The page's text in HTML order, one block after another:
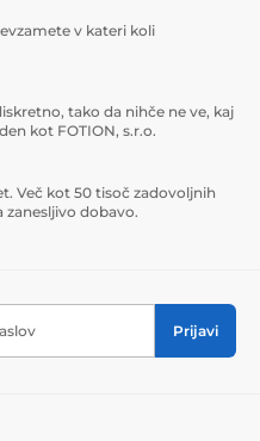
v kateri koli
tako da nihče ne ve, kaj
kot FOTION, s.r.o.
Več kot 50 tisoč zadovoljnih
zanesljivo dobavo.
Prijavi